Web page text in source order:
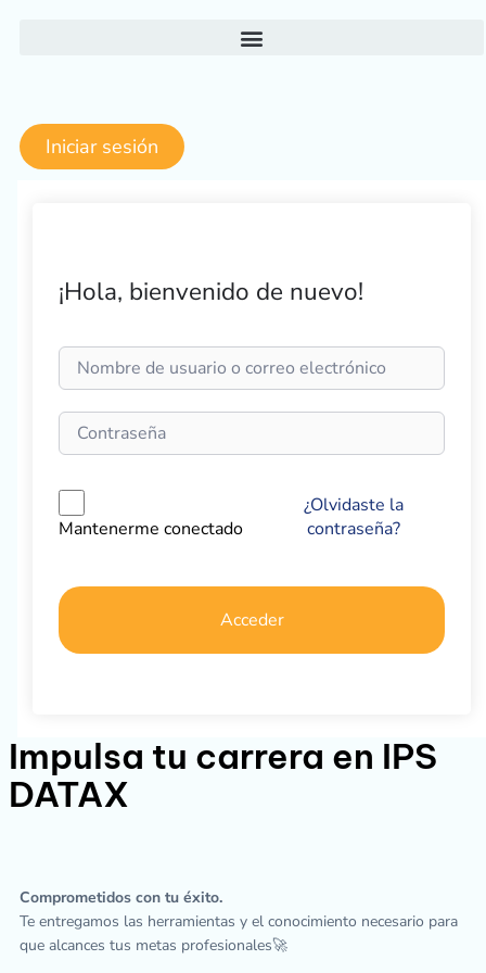
Iniciar sesión
¡Hola, bienvenido de nuevo!
Mantenerme conectado
¿Olvidaste la
contraseña?
Acceder
Impulsa tu carrera en IPS
DATAX
Comprometidos con tu éxito.
Te entregamos las herramientas y el conocimiento necesario para
que alcances tus metas profesionales🚀